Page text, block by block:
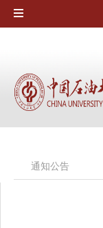
通知公告